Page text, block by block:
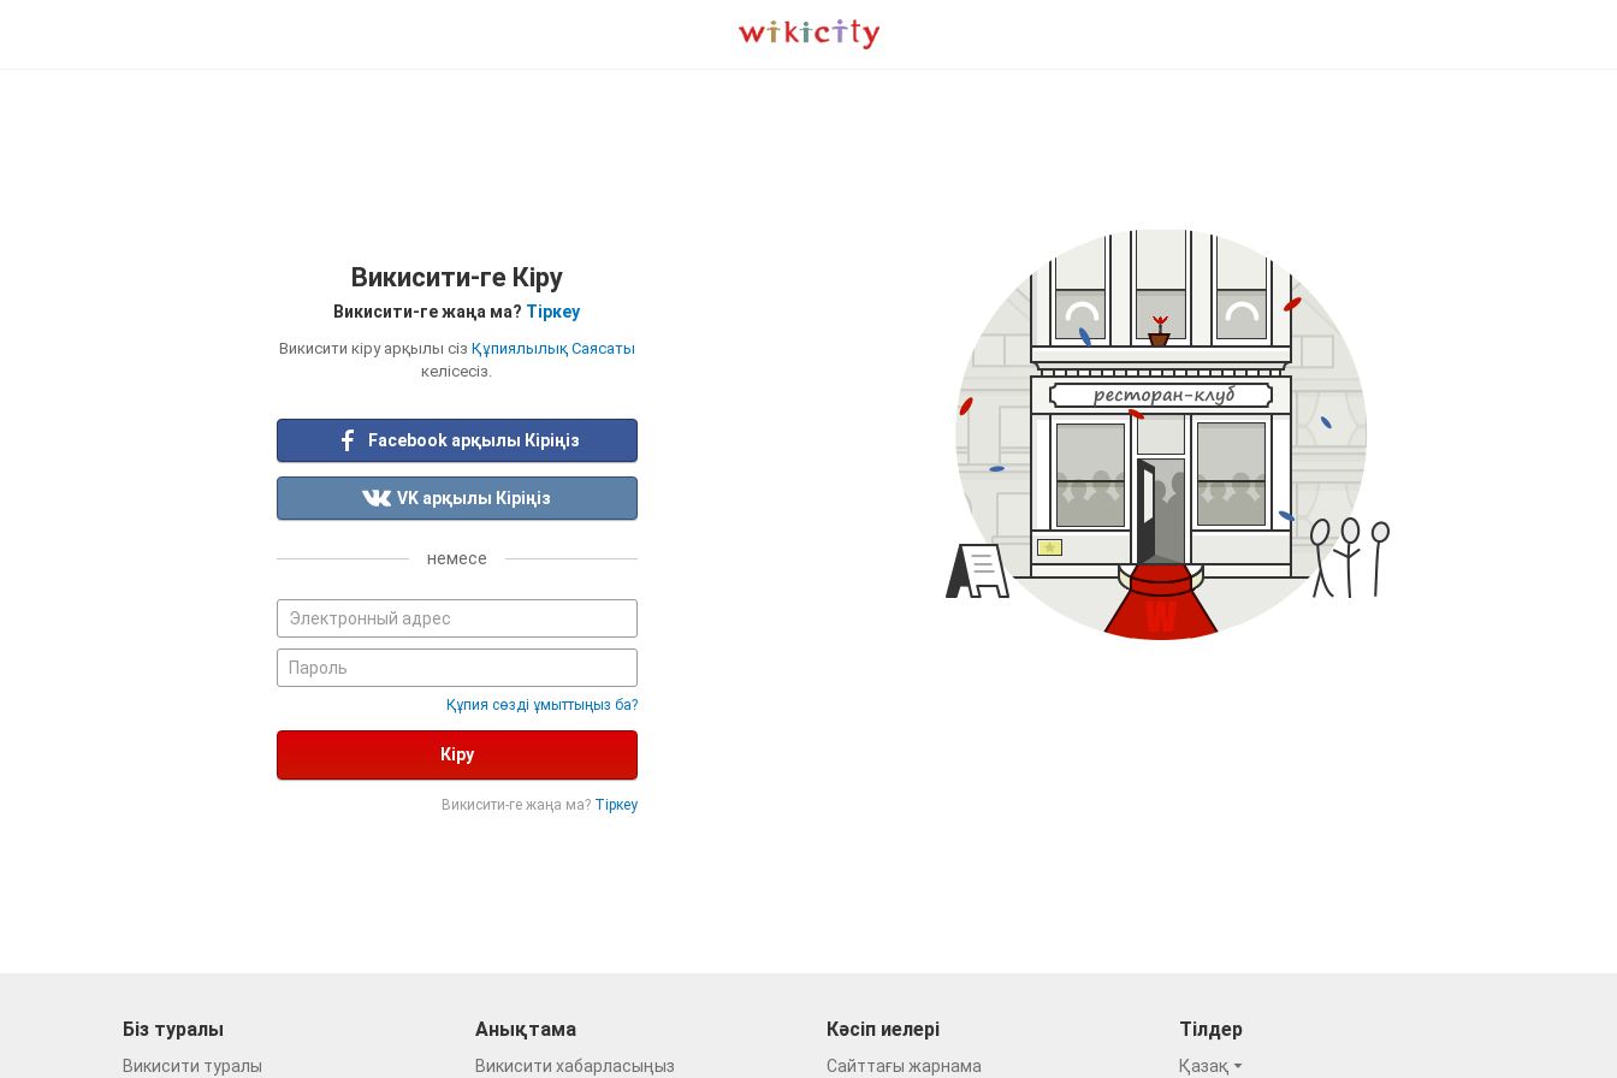
Викисити-ге Кіру
Викисити-ге жаңа ма? Тіркеу
Викисити кіру арқылы сіз Құпиялылық Саясаты
келісесіз.
Facebook арқылы Кіріңіз
VK арқылы Кіріңіз
немесе
Құпия сөзді ұмыттыңыз ба?
Кіру
Викисити-ге жаңа ма? Тіркеу
Біз туралы
Викисити туралы
Анықтама
Викисити хабарласыңыз
Кәсіп иелері
Сайттағы жарнама
Тілдер
Қазақ